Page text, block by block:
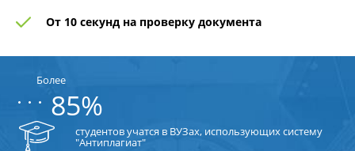
От 10 секунд на проверку документа
Более
85%
студентов учатся в ВУЗах, использующих систему
"Антиплагиат"